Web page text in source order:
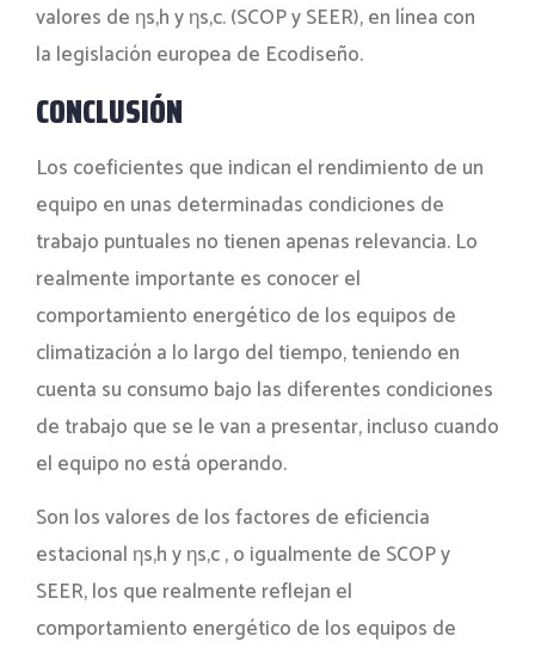
valores de ηs,h y ηs,c. (SCOP y SEER), en línea con
la legislación europea de Ecodiseño.
CONCLUSIÓN
Los coeficientes que indican el rendimiento de un
equipo en unas determinadas condiciones de
trabajo puntuales no tienen apenas relevancia. Lo
realmente importante es conocer el
comportamiento energético de los equipos de
climatización a lo largo del tiempo, teniendo en
cuenta su consumo bajo las diferentes condiciones
de trabajo que se le van a presentar, incluso cuando
el equipo no está operando.
Son los valores de los factores de eficiencia
estacional ηs,h y ηs,c , o igualmente de SCOP y
SEER, los que realmente reflejan el
comportamiento energético de los equipos de